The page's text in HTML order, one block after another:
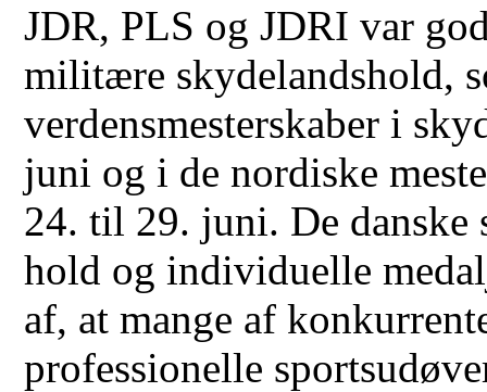
JDR, PLS og JDRI var
militære skydelandshold,
verdensmesterskaber i
juni og i de nordiske
24. til 29. juni. De danske
hold og individuelle
af, at mange af
professionelle